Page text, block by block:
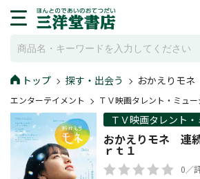
トップ 探す・出会う おかえりモ
エンターテイメント ＴＶ映画タレント・ミュ
ＴＶ映画タレント
おかえりモネ 連
ｒｔ１
0／